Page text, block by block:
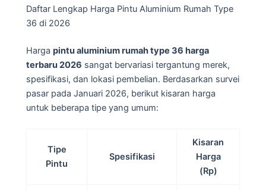
Daftar Lengkap Harga Pintu Aluminium Rumah Type
36 di 2026
Harga pintu aluminium rumah type 36 harga
terbaru 2026 sangat bervariasi tergantung merek,
spesifikasi, dan lokasi pembelian. Berdasarkan survei
pasar pada Januari 2026, berikut kisaran harga
untuk beberapa tipe yang umum:
Tipe
Pintu
Spesifikasi
Kisaran
Harga
(Rp)